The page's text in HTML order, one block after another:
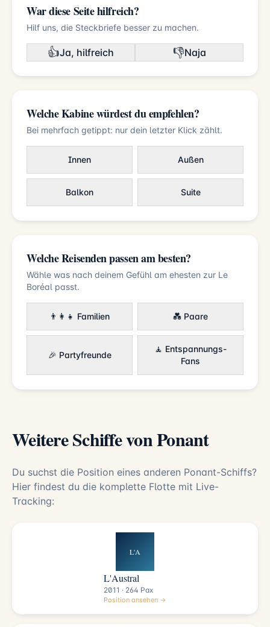
War diese Seite hilfreich?
Hilf uns, die Steckbriefe besser zu machen.
👍Ja, hilfreich 👎Naja
Welche Kabine würdest du empfehlen?
Bei mehrfach getippt: nur dein letzter Klick zählt.
Innen Außen
Balkon Suite
Welche Reisenden passen am besten?
Wähle was nach deinem Gefühl am ehesten zur Le
Boréal passt.
👨‍👩‍👧 Familien 💑 Paare
🎉 Partyfreunde
🧘 Entspannungs-
Fans
Weitere Schiffe von Ponant
Du suchst die Position eines anderen Ponant-Schiffs?
Hier findest du die komplette Flotte mit Live-
Tracking:
L'A
L'Austral
2011 · 264 Pax
Position ansehen →